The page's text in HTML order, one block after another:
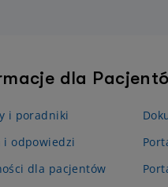
dla
i poradniki
i odpowiedzi
dla pacjentów